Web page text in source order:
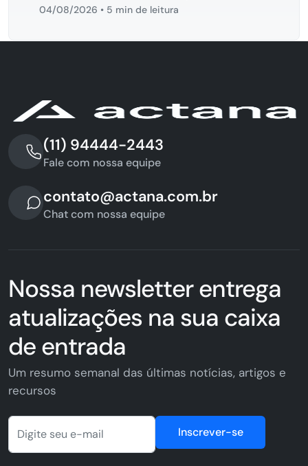
04/08/2026 • 5 min de leitura
(11) 94444-2443
Fale com nossa equipe
contato@actana.com.br
Chat com nossa equipe
Nossa newsletter entrega
atualizações na sua caixa
de entrada
Um resumo semanal das últimas notícias, artigos e
recursos
Inscrever-se